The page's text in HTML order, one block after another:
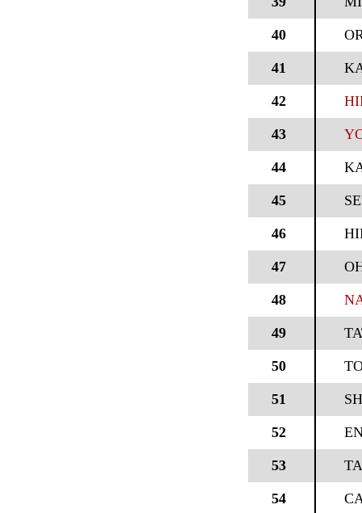
40
41
42
43
44
45
46
47
48
49
50
51
52
53
54